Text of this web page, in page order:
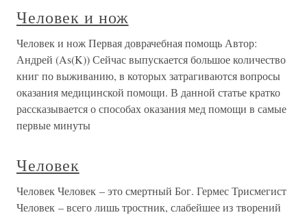
Человек и нож
Человек и нож Первая доврачебная помощь Автор:
Андрей (As(K)) Сейчас выпускается большое количество
книг по выживанию, в которых затрагиваются вопросы
оказания медицинской помощи. В данной статье кратко
рассказывается о способах оказания мед помощи в самые
первые минуты
Человек
Человек Человек – это смертный Бог. Гермес Трисмегист
Человек – всего лишь тростник, слабейшее из творений